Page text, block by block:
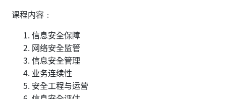
课程内容﹕
信息安全保障
网络安全监管
信息安全管理
业务连续性
安全工程与运营